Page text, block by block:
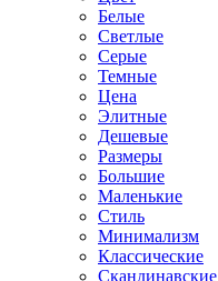
Белые
Светлые
Серые
Темные
Цена
Элитные
Дешевые
Размеры
Большие
Маленькие
Стиль
Минимализм
Классические
Скандинавские